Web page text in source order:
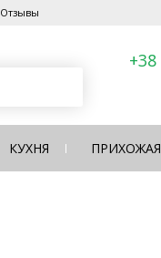
Отзывы
+38
КУХНЯ ПРИХОЖАЯ